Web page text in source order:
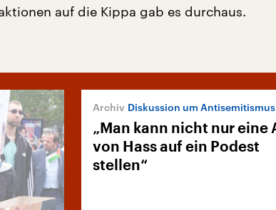
auf die Kippa gab es durchaus.
Diskussion um Antisemitismus
„Man kann nicht nur eine
von Hass auf ein Podest
stellen“